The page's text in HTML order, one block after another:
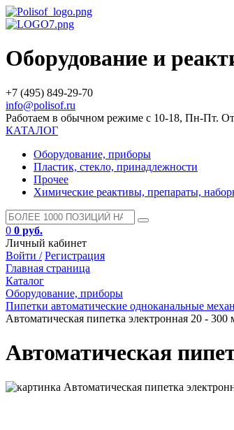
Оборудование и
+7 (495) 849-29-70
info@polisof.ru
Работаем в обычном режиме с 10-18, Пн-Пт.
КАТАЛОГ
Оборудование, приборы
Пластик, стекло, принадлежности
Прочее
Химические реактивы, препараты,
0 0 руб.
Личный кабинет
Войти / Регистрация
Главная страница
Каталог
Оборудование, приборы
Пипетки автоматические одноканальные
Автоматическая пипетка электронная 20 -
Автоматическая